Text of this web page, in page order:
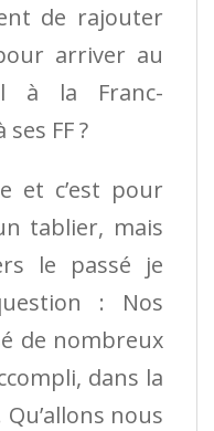
de rajouter
arriver au
à la Franc-
FF ?
et c’est pour
tablier, mais
le passé je
: Nos
de nombreux
dans la
nous